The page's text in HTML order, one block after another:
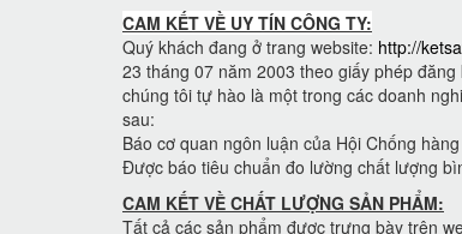
CAM KẾT VỀ UY TÍN CÔNG TY:
Quý khách đang ở trang website: http://
23 tháng 07 năm 2003 theo giấy phép
chúng tôi tự hào là một trong các doanh
sau:
Báo cơ quan ngôn luận của Hội Chống
Được báo tiêu chuẩn đo lường chất lượng
CAM KẾT VỀ CHẤT LƯỢNG SẢN PHẨM:
Tất cả các sản phẩm được trưng bày trên